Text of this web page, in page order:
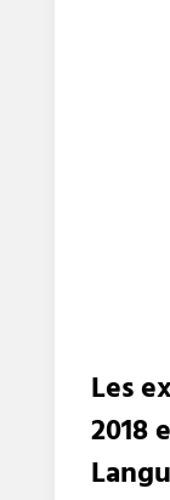
Les
2018